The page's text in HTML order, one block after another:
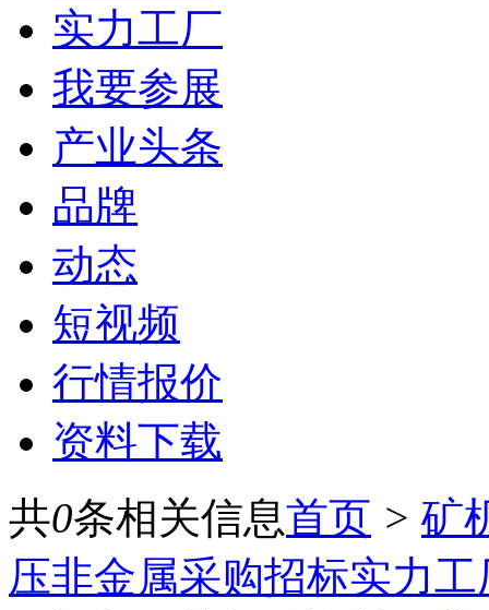
实力工厂
我要参展
产业头条
品牌
动态
短视频
行情报价
资料下载
共0条相关信息首页 > 矿
压非金属采购招标实力工